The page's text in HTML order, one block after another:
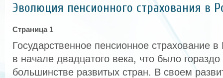
Эволюция пенсионного страхования в
Страница 1
Государственное пенсионное страхование
в начале двадцатого века, что было
большинстве развитых стран. В своем